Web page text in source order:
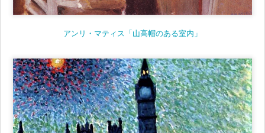
アンリ・マティス「山高帽のある室内」